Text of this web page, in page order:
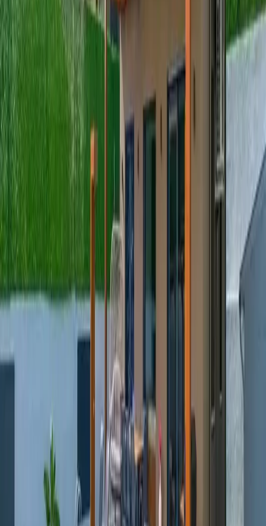
bulunmaktadır.
Başlangıç Fiyatı
₺9.000
gecelik en düşük fiyat
Resmi Belge
Kültür ve Turizm Bakanlığı
Belge No:
48-5384
Yetişkin
Minimum
gece
Rezerve Et
info@tatilvillasi.com.tr
Resmi Belge
Kültür ve Turizm Bakanlığı
48-5384
Giriş - Çıkış Tarihi Tarih aralığı seçin
Yetişkin Sayısı